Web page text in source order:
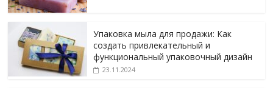
Упаковка мыла для продажи: Как
создать привлекательный и
функциональный упаковочный дизайн
23.11.2024